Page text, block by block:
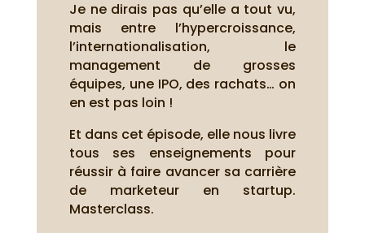
Je ne dirais pas qu’elle a tout vu,
mais entre l’hypercroissance,
l’internationalisation, le
management de grosses
équipes, une IPO, des rachats… on
en est pas loin !
Et dans cet épisode, elle nous livre
tous ses enseignements pour
réussir à faire avancer sa carrière
de marketeur en startup.
Masterclass.